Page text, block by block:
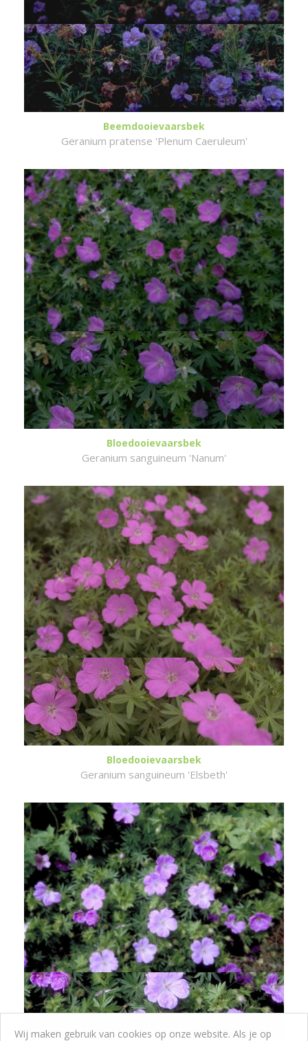
Beemdooievaarsbek
Geranium pratense 'Plenum Caeruleum'
Bloedooievaarsbek
Geranium sanguineum 'Nanum'
Bloedooievaarsbek
Geranium sanguineum 'Elsbeth'
Wij maken gebruik van cookies op onze website. Als je op